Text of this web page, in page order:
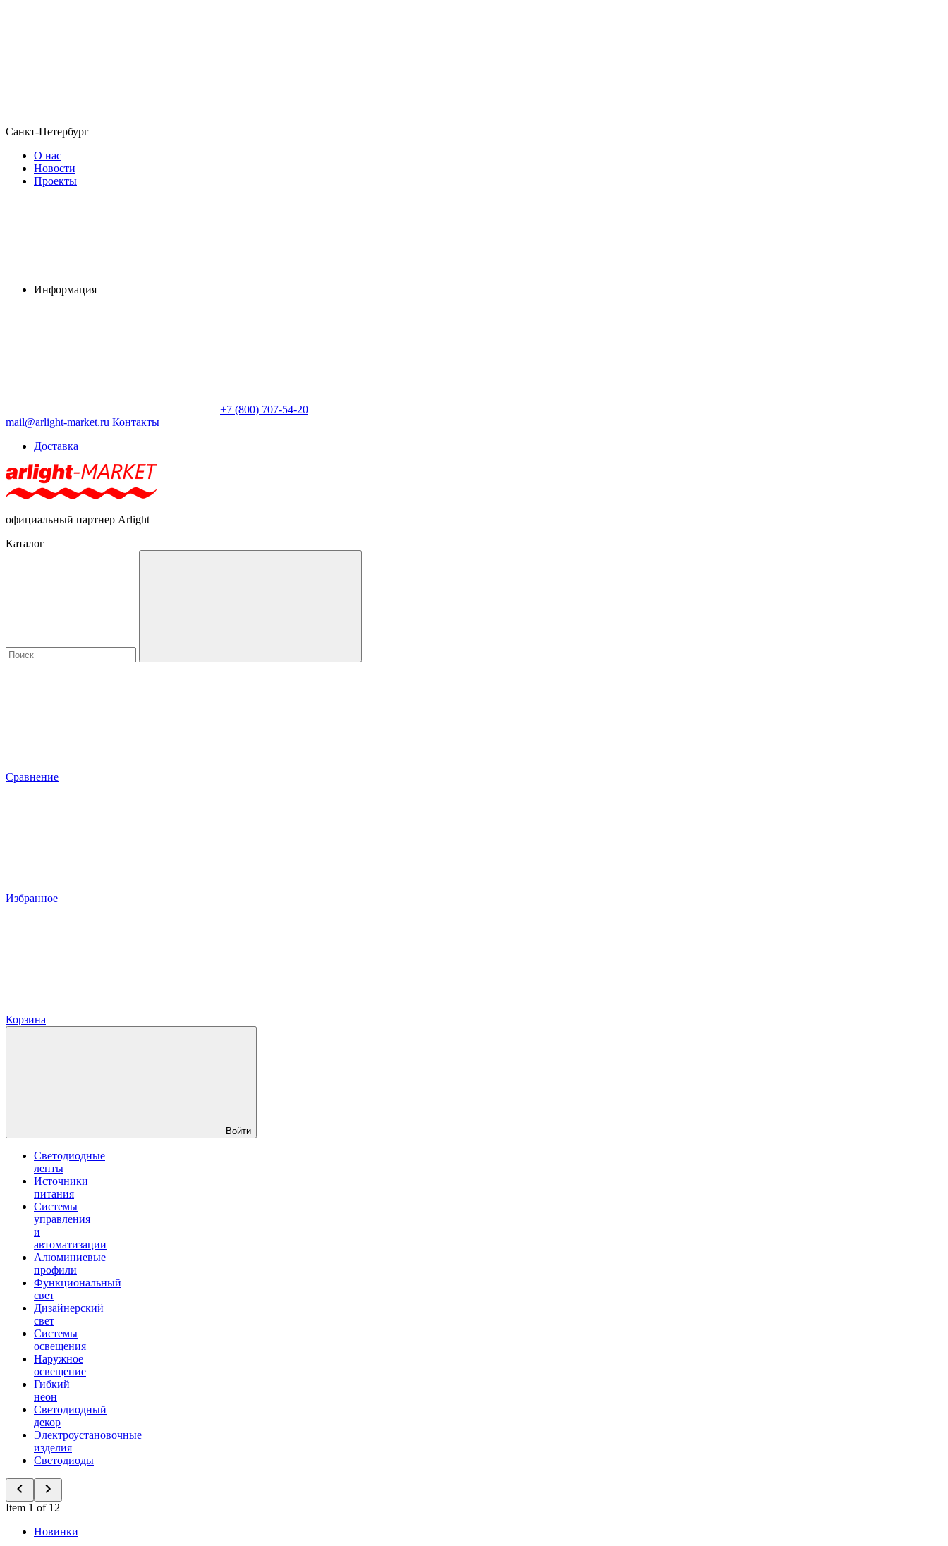
Санкт-Петербург
О нас
Новости
Проекты
Информация
+7 (800) 707-54-20
mail@arlight-market.ru Контакты
Доставка
официальный партнер Arlight
Каталог
Сравнение
Избранное
Корзина
Войти
Светодиодные
ленты
Источники
питания
Системы
управления
и
автоматизации
Алюминиевые
профили
Функциональный
свет
Дизайнерский
свет
Системы
освещения
Наружное
освещение
Гибкий
неон
Светодиодный
декор
Электроустановочные
изделия
Светодиоды
Item 1 of 12
Новинки